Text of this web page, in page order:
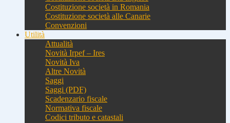
Costituzione società in Romania
Costituzione società alle Canarie
Convenzioni
Utilità
Attualità
Novità Irpef – Ires
Novità Iva
Altre Novità
Saggi
Saggi (PDF)
Scadenzario fiscale
Normativa fiscale
Codici tributo e catastali